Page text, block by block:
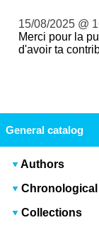
15/08/2025 @
Merci pour la
d'avoir ta
General catalog
Authors
Chronological
Collections